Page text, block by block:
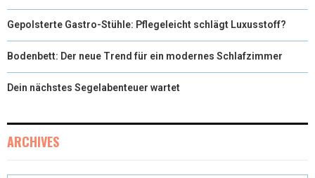
Gepolsterte Gastro-Stühle: Pflegeleicht schlägt Luxusstoff?
Bodenbett: Der neue Trend für ein modernes Schlafzimmer
Dein nächstes Segelabenteuer wartet
ARCHIVES